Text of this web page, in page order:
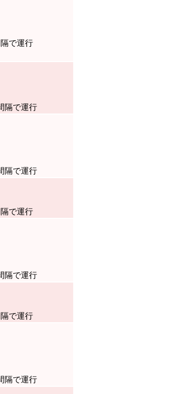
で運行
隔で運行
隔で運行
で運行
隔で運行
で運行
隔で運行